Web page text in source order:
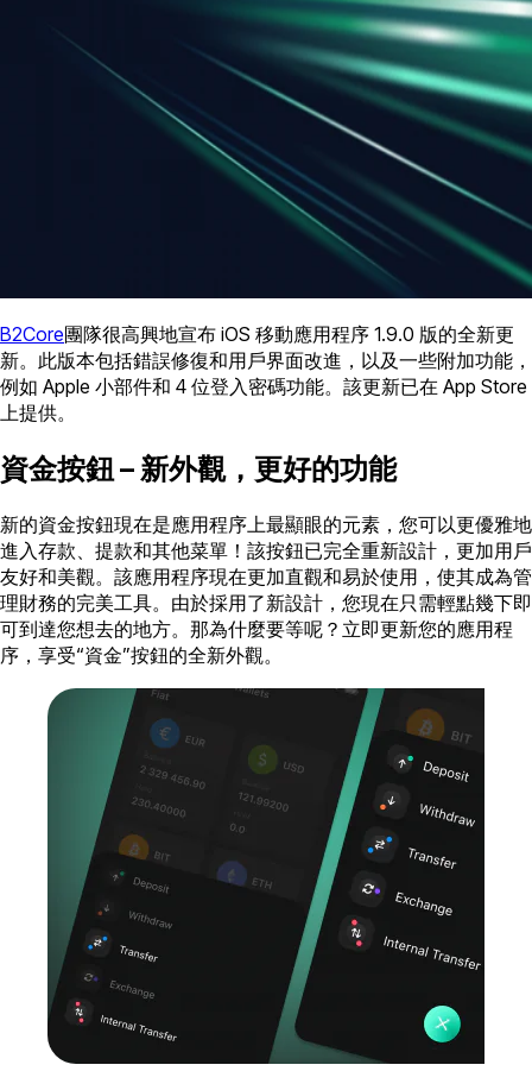
B2Core團隊很高興地宣布 iOS 移動應用程序 1.9.0 版的全新更
新。此版本包括錯誤修復和用戶界面改進，以及一些附加功能，
例如 Apple 小部件和 4 位登入密碼功能。該更新已在 App Store
上提供。
資金按鈕 – 新外觀，更好的功能
新的資金按鈕現在是應用程序上最顯眼的元素，您可以更優雅地
進入存款、提款和其他菜單！該按鈕已完全重新設計，更加用戶
友好和美觀。該應用程序現在更加直觀和易於使用，使其成為管
理財務的完美工具。由於採用了新設計，您現在只需輕點幾下即
可到達您想去的地方。那為什麼要等呢？立即更新您的應用程
序，享受“資金”按鈕的全新外觀。